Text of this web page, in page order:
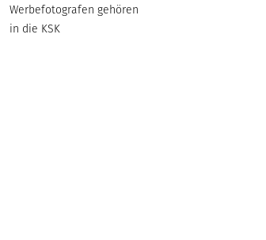
Werbefotografen gehören
in die KSK